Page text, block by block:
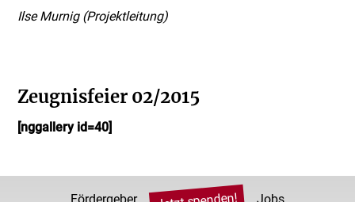
Ilse Murnig (Projektleitung)
Zeugnisfeier 02/2015
[nggallery id=40]